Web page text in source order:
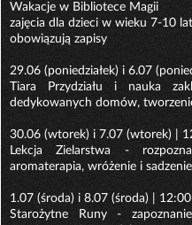
Wakacje w Bibliotece Magii
zajęcia dla dzieci w wieku 7-10 lat
obowiązują zapisy
29.06 (poniedziałek) i 6.07
Tiara Przydziału i nauka
dedykowanych domów,
30.06 (wtorek) i 7.07 (wtorek) |
Lekcja Zielarstwa -
aromaterapia, wróżenie i
1.07 (środa) i 8.07 (środa) |
Starożytne Runy -